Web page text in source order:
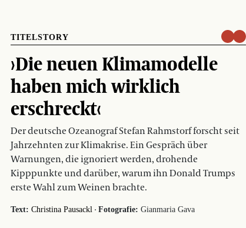
TITELSTORY
›Die neuen Klimamodelle
haben mich wirklich
erschreckt‹
Der deutsche Ozeanograf Stefan Rahmstorf forscht seit
Jahrzehnten zur Klimakrise. Ein Gespräch über
Warnungen, die ignoriert werden, drohende
Kipppunkte und darüber, warum ihn Donald Trumps
erste Wahl zum Weinen brachte.
Text: Christina Pausackl· Fotografie: Gianmaria Gava